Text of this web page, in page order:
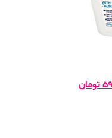
تومان